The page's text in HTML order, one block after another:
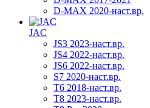
D-MAX 2020-наст.вр.
JAC
JS3 2023-наст.вр.
JS4 2022-наст.вр.
JS6 2022-наст.вр.
S7 2020-наст.вр.
T6 2018-наст.вр.
T8 2023-наст.вр.